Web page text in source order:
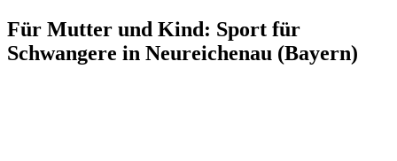
Für Mutter und Kind: Sport für
Schwangere in Neureichenau (Bayern)